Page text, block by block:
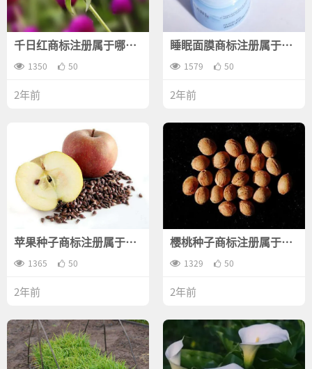
千日红商标注册属于哪一
类？
1350 50
2年前
睡眠面膜商标注册属于哪
一类？
1579 50
2年前
苹果种子商标注册属于哪
一类？
1365 50
2年前
樱桃种子商标注册属于哪
一类？
1329 50
2年前